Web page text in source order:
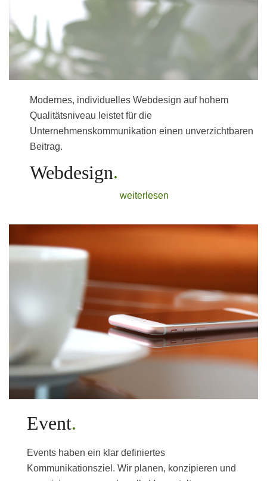
Modernes, individuelles Webdesign auf hohem
Qualitätsniveau leistet für die
Unternehmenskommunikation einen unverzichtbaren
Beitrag.
Webdesign
weiterlesen
Event
Events haben ein klar definiertes
Kommunikationsziel. Wir planen, konzipieren und